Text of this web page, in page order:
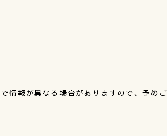
情報が異なる場合がありますので、予めご